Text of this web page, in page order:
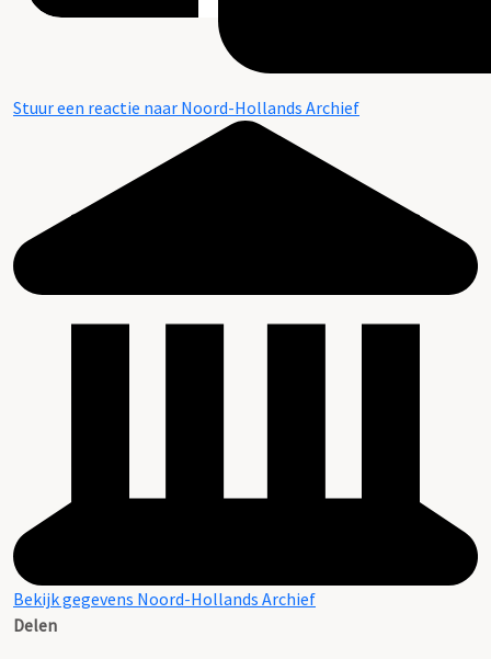
Stuur een reactie naar Noord-Hollands Archief
Bekijk gegevens Noord-Hollands Archief
Delen